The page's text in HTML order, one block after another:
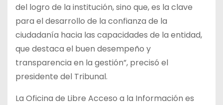
del logro de la institución, sino que, es la clave
para el desarrollo de la confianza de la
ciudadanía hacia las capacidades de la entidad,
que destaca el buen desempeño y
transparencia en la gestión”, precisó el
presidente del Tribunal.
La Oficina de Libre Acceso a la Información es